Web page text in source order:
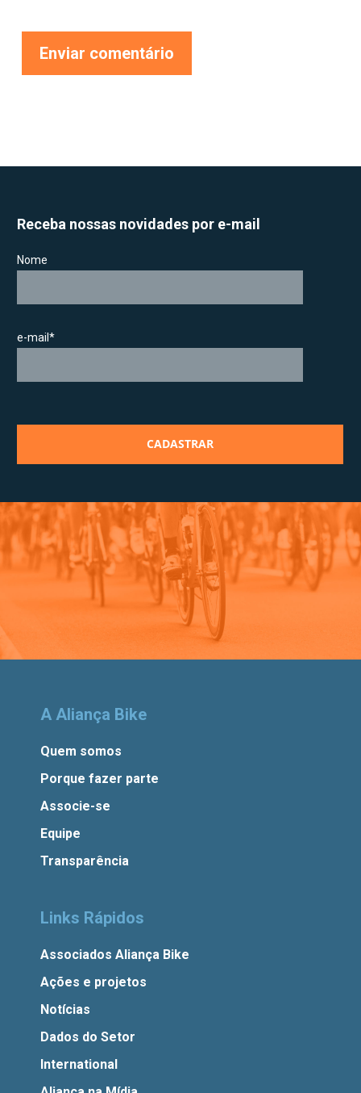
Receba nossas novidades por e-mail
Nome
e-mail*
A Aliança Bike
Quem somos
Porque fazer parte
Associe-se
Equipe
Transparência
Links Rápidos
Associados Aliança Bike
Ações e projetos
Notícias
Dados do Setor
International